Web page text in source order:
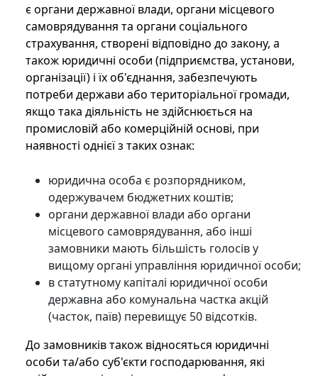
є органи державної влади, органи місцевого
самоврядування та органи соціального
страхування, створені відповідно до закону, а
також юридичні особи (підприємства, установи,
організації) і їх об'єднання, забезпечують
потреби держави або територіальної громади,
якщо така діяльність не здійснюється на
промисловій або комерційній основі, при
наявності однієї з таких ознак:
юридична особа є розпорядником,
одержувачем бюджетних коштів;
органи державної влади або органи
місцевого самоврядування, або інші
замовники мають більшість голосів у
вищому органі управління юридичної особи;
в статутному капіталі юридичної особи
державна або комунальна частка акцій
(часток, паїв) перевищує 50 відсотків.
До замовників також відносяться юридичні
особи та/або суб'єкти господарювання, які